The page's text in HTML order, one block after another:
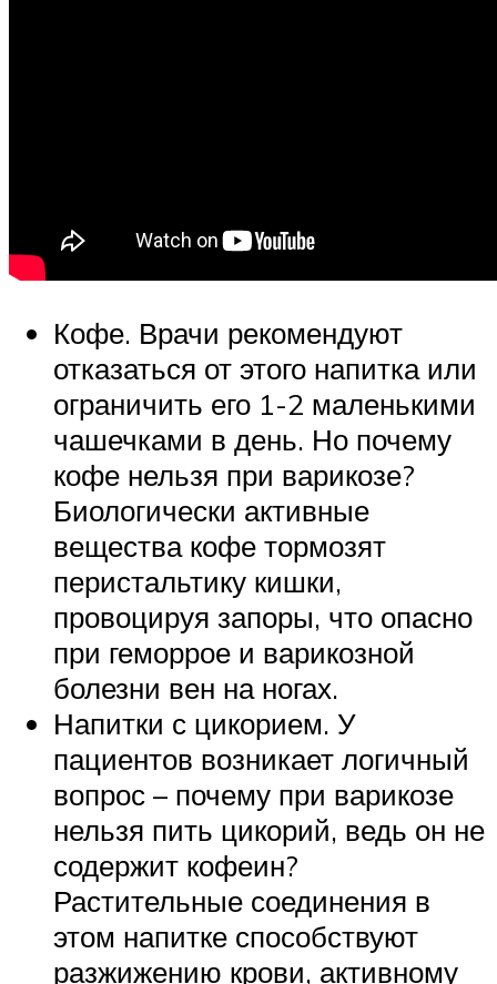
Кофе. Врачи рекомендуют
отказаться от этого напитка или
ограничить его 1-2 маленькими
чашечками в день. Но почему
кофе нельзя при варикозе?
Биологически активные
вещества кофе тормозят
перистальтику кишки,
провоцируя запоры, что опасно
при геморрое и варикозной
болезни вен на ногах.
Напитки с цикорием. У
пациентов возникает логичный
вопрос – почему при варикозе
нельзя пить цикорий, ведь он не
содержит кофеин?
Растительные соединения в
этом напитке способствуют
разжижению крови, активному